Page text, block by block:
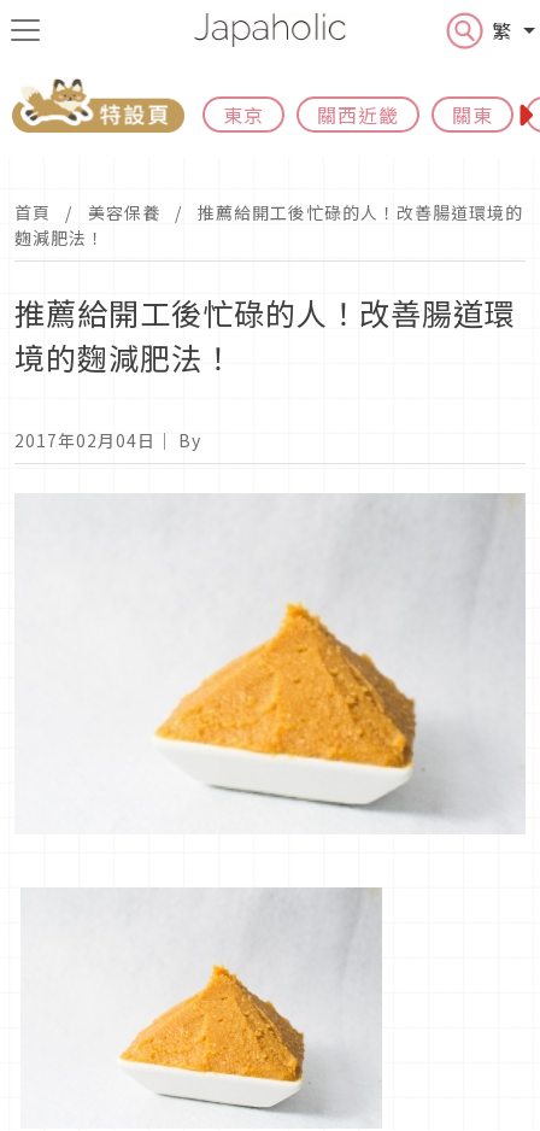
繁
東京 關西近畿 關東
首頁 美容保養
推薦給開工後忙碌的人！改善腸道環境的
麴減肥法！
推薦給開工後忙碌的人！改善腸道環
境的麴減肥法！
2017年02月04日 ｜ By